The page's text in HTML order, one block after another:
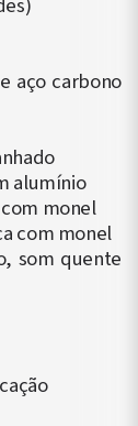
aço carbono
alumínio
monel
com monel
som quente